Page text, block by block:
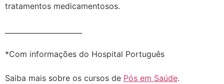
tratamentos medicamentosos.
*Com informações do Hospital Português
Saiba mais sobre os cursos de Pós em Saúde.